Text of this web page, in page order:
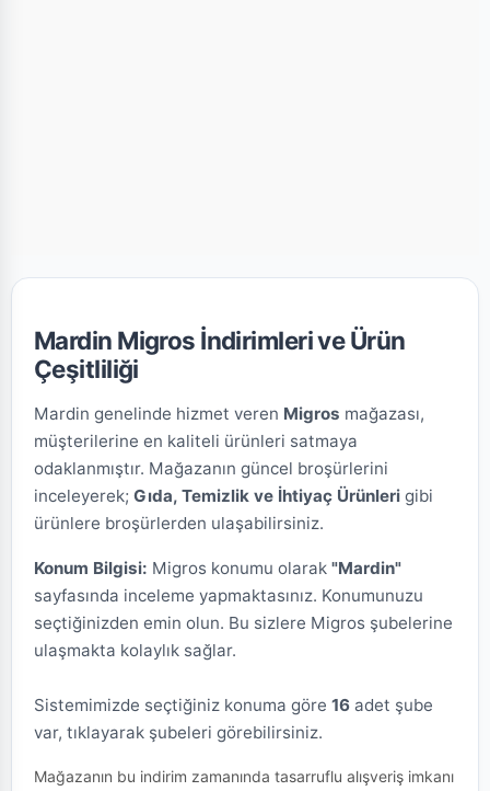
Mardin Migros İndirimleri ve Ürün
Çeşitliliği
Mardin genelinde hizmet veren Migros mağazası,
müşterilerine en kaliteli ürünleri satmaya
odaklanmıştır. Mağazanın güncel broşürlerini
inceleyerek; Gıda, Temizlik ve İhtiyaç Ürünleri gibi
ürünlere broşürlerden ulaşabilirsiniz.
Konum Bilgisi: Migros konumu olarak "Mardin"
sayfasında inceleme yapmaktasınız. Konumunuzu
seçtiğinizden emin olun. Bu sizlere Migros şubelerine
ulaşmakta kolaylık sağlar.
Sistemimizde seçtiğiniz konuma göre 16 adet şube
var, tıklayarak şubeleri görebilirsiniz.
Mağazanın bu indirim zamanında tasarruflu alışveriş imkanı